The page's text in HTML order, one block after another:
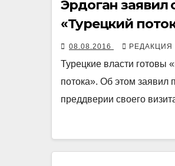
Эрдоган заявил
«Турецкий
08.08.2016 РЕДАКЦИЯ
Турецкие власти готовы
потока». Об этом
преддверии своего